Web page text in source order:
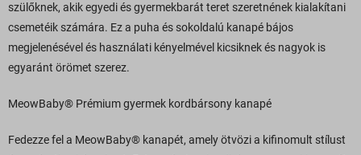
szülőknek, akik egyedi és gyermekbarát teret szeretnének kialakítani
csemetéik számára. Ez a puha és sokoldalú kanapé bájos
megjelenésével és használati kényelmével kicsiknek és nagyok is
egyaránt örömet szerez.
MeowBaby® Prémium gyermek kordbársony kanapé
Fedezze fel a MeowBaby® kanapét, amely ötvözi a kifinomult stílust